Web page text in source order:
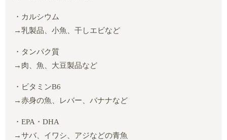
・カルシウム
→乳製品、小魚、干しエビなど
・タンパク質
→肉、魚、大豆製品など
・ビタミンB6
→赤身の魚、レバー、バナナなど
・EPA・DHA
→サバ、イワシ、アジなどの青魚